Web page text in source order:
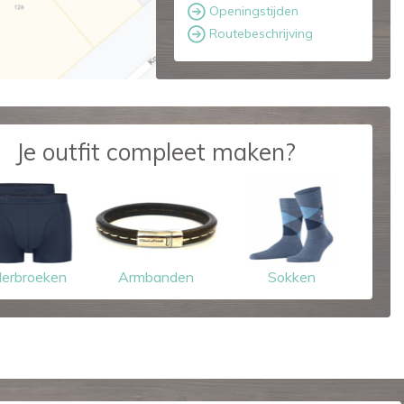
Openingstijden
Routebeschrijving
Je outfit compleet maken?
Armbanden Sokken